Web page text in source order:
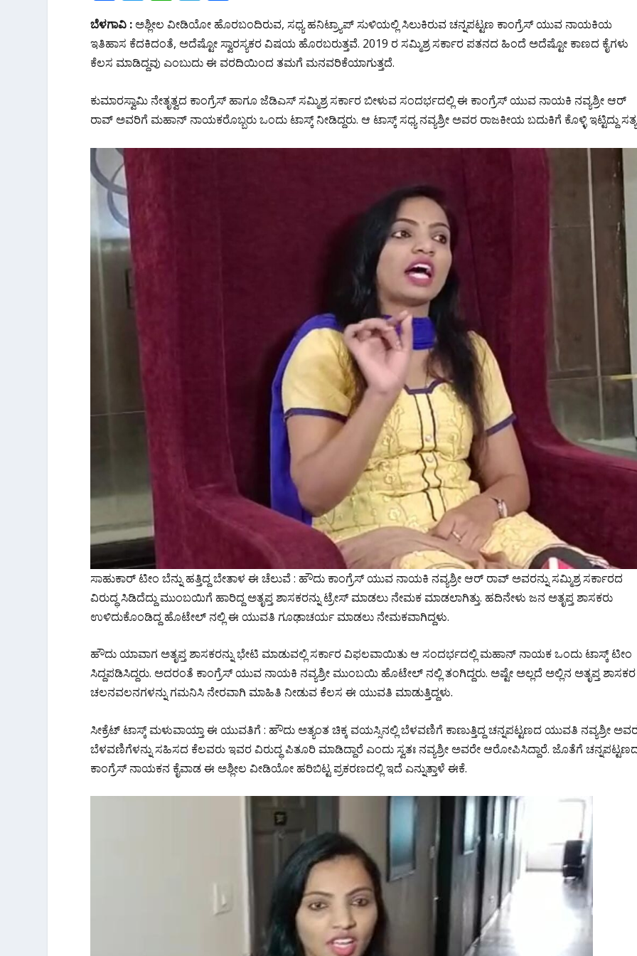
ac
e
b
o
k
w
itt
er
at
s
p
p
el
e
gr
m
h
ar
e
ಬೆಳಗಾವಿ :ಅಶ್ಲೀಲ ವೀಡಿಯೋ ಹೊರಬಂದಿರುವ, ಸಧ್ಯ ಹನಿಟ್ರ್ಯಾಪ್ ಸುಳಿಯಲ್ಲಿ ಸಿಲುಕಿರುವ ಚನ್ನಪಟ್ಟಣ ಕಾಂಗ್ರೆಸ್ ಯುವ ನಾಯಕಿಯ
ಇತಿಹಾಸ ಕೆದಕಿದಂತೆ, ಅದೆಷ್ಟೋ ಸ್ವಾರಸ್ಯಕರ ವಿಷಯ ಹೊರಬರುತ್ತವೆ. 2019 ರ ಸಮ್ಮಿಶ್ರ ಸರ್ಕಾರ ಪತನದ ಹಿಂದೆ ಅದೆಷ್ಟೋ ಕಾಣದ ಕೈಗಳು
ಕೆಲಸ ಮಾಡಿದ್ದವು ಎಂಬುದು ಈ ವರದಿಯಿಂದ ತಮಗೆ ಮನವರಿಕೆಯಾಗುತ್ತದೆ.
ಕುಮಾರಸ್ವಾಮಿ ನೇತೃತ್ವದ ಕಾಂಗ್ರೆಸ್ ಹಾಗೂ ಜೆಡಿಎಸ್ ಸಮ್ಮಿಶ್ರ ಸರ್ಕಾರ ಬೀಳುವ ಸಂದರ್ಭದಲ್ಲಿ ಈ ಕಾಂಗ್ರೆಸ್ ಯುವ ನಾಯಕಿ ನವ್ಯಶ್ರೀ ಆರ್
ರಾವ್ ಅವರಿಗೆ ಮಹಾನ್ ನಾಯಕರೊಬ್ಬರು ಒಂದು ಟಾಸ್ಕ್ ನೀಡಿದ್ದರು. ಆ ಟಾಸ್ಕ್ ಸಧ್ಯ ನವ್ಯಶ್ರೀ ಅವರ ರಾಜಕೀಯ ಬದುಕಿಗೆ ಕೊಳ್ಳಿ ಇಟ್ಟಿದ್ದು
ಸಾಹುಕಾರ್ ಟೀಂ ಬೆನ್ನು ಹತ್ತಿದ್ದ ಬೇತಾಳ ಈ ಚೆಲುವೆ : ಹೌದು ಕಾಂಗ್ರೆಸ್ ಯುವ ನಾಯಕಿ ನವ್ಯಶ್ರೀ ಆರ್ ರಾವ್ ಅವರನ್ನು ಸಮ್ಮಿಶ್ರ ಸರ್ಕಾರದ
ವಿರುದ್ಧ ಸಿಡಿದೆದ್ದು ಮುಂಬಯಿಗೆ ಹಾರಿದ್ದ ಅತೃಪ್ತ ಶಾಸಕರನ್ನು ಟ್ರೇಸ್ ಮಾಡಲು ನೇಮಕ ಮಾಡಲಾಗಿತ್ತು. ಹದಿನೇಳು ಜನ ಅತೃಪ್ತ ಶಾಸಕರು
ಉಳಿದುಕೊಂಡಿದ್ದ ಹೊಟೇಲ್ ನಲ್ಲಿ ಈ ಯುವತಿ ಗೂಢಾಚರ್ಯ ಮಾಡಲು ನೇಮಕವಾಗಿದ್ದಳು.
ಹೌದು ಯಾವಾಗ ಅತೃಪ್ತ ಶಾಸಕರನ್ನು ಭೇಟಿ ಮಾಡುವಲ್ಲಿ ಸರ್ಕಾರ ವಿಫಲವಾಯಿತು ಆ ಸಂದರ್ಭದಲ್ಲಿ ಮಹಾನ್ ನಾಯಕ ಒಂದು ಟಾಸ್ಕ್ ಟೀಂ
ಸಿದ್ದಪಡಿಸಿದ್ದರು. ಅದರಂತೆ ಕಾಂಗ್ರೆಸ್ ಯುವ ನಾಯಕಿ ನವ್ಯಶ್ರೀ ಮುಂಬಯಿ ಹೊಟೇಲ್ ನಲ್ಲಿ ತಂಗಿದ್ದರು. ಅಷ್ಟೇ ಅಲ್ಲದೆ ಅಲ್ಲಿನ ಅತೃಪ್ತ ಶಾಸಕರ
ಚಲನವಲನಗಳನ್ನು ಗಮನಿಸಿ ನೇರವಾಗಿ ಮಾಹಿತಿ ನೀಡುವ ಕೆಲಸ ಈ ಯುವತಿ ಮಾಡುತ್ತಿದ್ದಳು.
ಸೀಕ್ರೆಟ್ ಟಾಸ್ಕ್ ಮಳುವಾಯ್ತಾ ಈ ಯುವತಿಗೆ : ಹೌದು ಅತ್ಯಂತ ಚಿಕ್ಕ ವಯಸ್ಸಿನಲ್ಲಿ ಬೆಳವಣಿಗೆ ಕಾಣುತ್ತಿದ್ದ ಚನ್ನಪಟ್ಟಣದ ಯುವತಿ ನವ್ಯಶ್ರೀ
ಬೆಳವಣಿಗೆಳನ್ನು ಸಹಿಸದ ಕೆಲವರು ಇವರ ವಿರುದ್ಧ ಪಿತೂರಿ ಮಾಡಿದ್ದಾರೆ ಎಂದು ಸ್ವತಃ ನವ್ಯಶ್ರೀ ಅವರೇ ಆರೋಪಿಸಿದ್ದಾರೆ. ಜೊತೆಗೆ
ಕಾಂಗ್ರೆಸ್ ನಾಯಕನ ಕೈವಾಡ ಈ ಅಶ್ಲೀಲ ವೀಡಿಯೋ ಹರಿಬಿಟ್ಟ ಪ್ರಕರಣದಲ್ಲಿ ಇದೆ ಎನ್ನುತ್ತಾಳೆ ಈಕೆ.